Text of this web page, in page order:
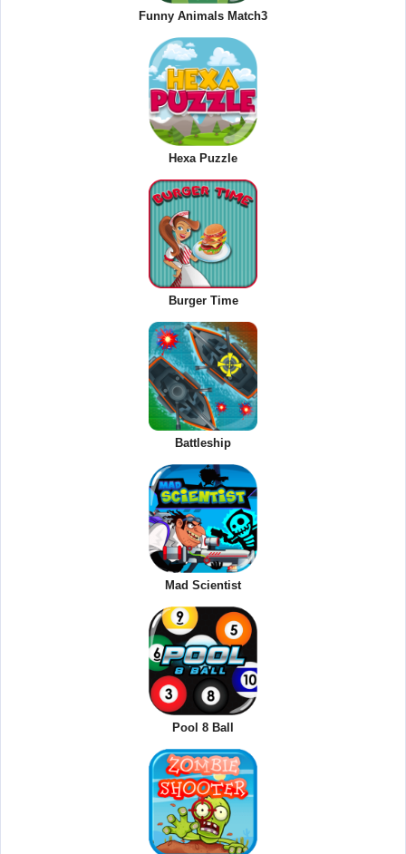
Funny Animals Match3
Hexa Puzzle
Burger Time
Battleship
Mad Scientist
Pool 8 Ball